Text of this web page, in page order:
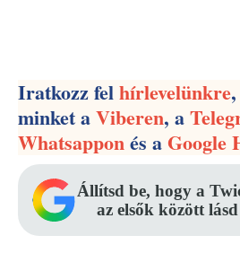
Iratkozz felhírlevelünkre
minket aViberen, a
Whatsapponés aGoogle
Állítsd be, hogy a
az elsők között